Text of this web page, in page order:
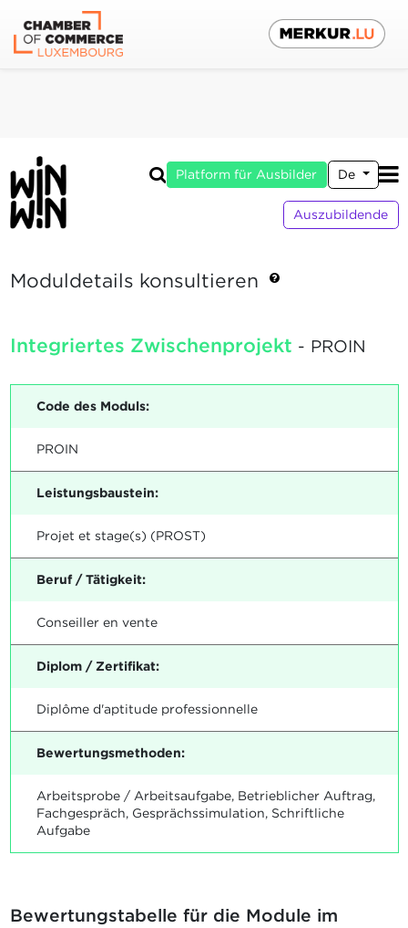
Platform für Ausbilder De
Auszubildende
Moduldetails konsultieren
Integriertes Zwischenprojekt - PROIN
Code des Moduls:
PROIN
Leistungsbaustein:
Projet et stage(s) (PROST)
Beruf / Tätigkeit:
Conseiller en vente
Diplom / Zertifikat:
Diplôme d'aptitude professionnelle
Bewertungsmethoden:
Arbeitsprobe / Arbeitsaufgabe, Betrieblicher Auftrag,
Fachgespräch, Gesprächssimulation, Schriftliche
Aufgabe
Bewertungstabelle für die Module im